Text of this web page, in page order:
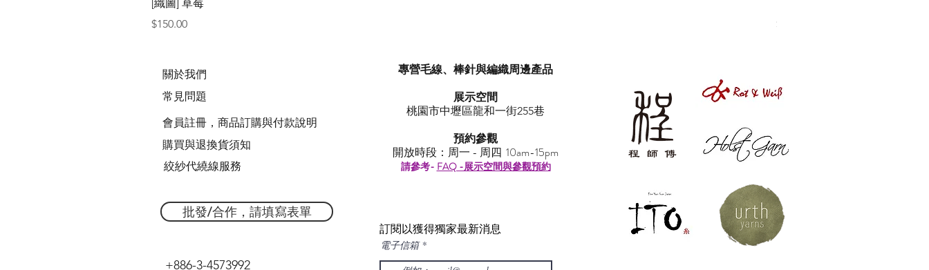
[織圖] 草莓
價格
$150.00
價格
$1,050.00
關於我們
常見問題
會員註冊，商品訂購與付款說明
購買與退換貨須知
絞紗代繞線服務
專營毛線、棒針與編織周邊產品
展示空間
​桃園市中壢區龍和一街255巷
預約參觀
開放時段：周一 - 周四 10am-15pm
請參考- FAQ -展示空間與參觀預約
批發/合作，請填寫表單
+886-3-4573992
訂閱以獲得獨家最新消息
電子信箱